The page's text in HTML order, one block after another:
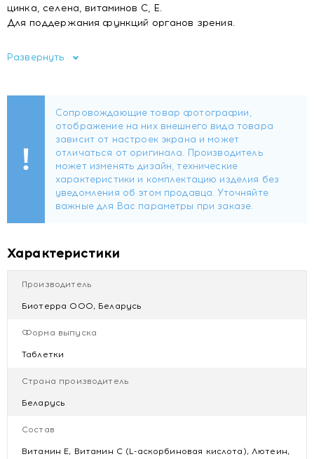
цинка, селена, витаминов С, Е.
Для поддержания функций органов зрения.
Целлюлоза микрокристаллическая (носитель), лактозы
моногидрат, dl-альфа-токоферола ацетат (витамин Е), L-
аскорбиновая кислота (витамин С), лютеин (из экстракта
цветков бархатцев), цинка цитрат, L-селенометионин,
меди бисглицинат, агенты антислеживающие (Е470а,
тальк), зеаксантин (из экстракта цветков бархатцев).
Содержание биологически активных веществ в 1
лютеин - 10 мг;
витамин Е - 45 мг;
селен - 0,075 мг;
медь - 2 мг.
Рекомендации по применению
Развернуть
Характеристики
Производитель
Биотерра ООО, Беларусь
Форма выпуска
Таблетки
Страна производитель
Беларусь
Состав
Витамин Е, Витамин С (L-аскорбиновая кислота), Лютеин,